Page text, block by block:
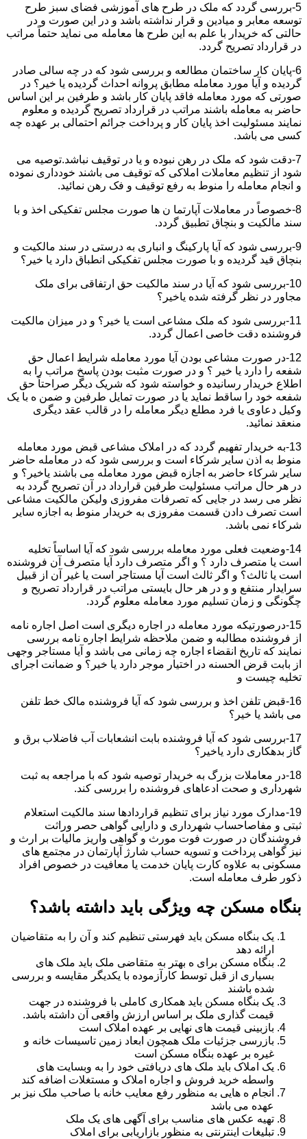
5-بررسی گردد که ملک در طرح های آموزشی فضای سبز طرح
توسعه معابر و میادین و قرار نداشته باشد و در این صورت و در
حالتی که خریدار با علم به این طرح ها معامله می نماید حتماً مراتب
در قرارداد تصریح گردد.
6-پایان کار ساختمان مطالعه و بررسی شود که در چه سالی صادر
گردیده و آیا مورد معامله مطابق پروانه احداث گردیده یا خیر؟ در
صورتی که مورد معامله فاقد پایان کار باشد و طرفین بر این اساس
حاضر به معامله باشند مراتب در قرارداد تصریح گردیده و معلوم
نمایند مسئولیت اخذ پایان کار و پرداخت جرائم احتمالی بر عهده چه
کسی می باشد.
7-دقت شود که ملک در رهن نبوده و یا در توقیف نباشد.توصیه می
شود از تنظیم معاملات املاکی که توقیف می باشند خودداری نموده
و انجام معامله را منوط به رفع توقیف و فک رهن نمائید.
8-خصوصاً در معاملات آپارتما ن ها صورت مجلس تفکیکی اخذ و با
سند مالکیت و بنچاق تطبیق گردد.
9-بررسی شود که آیا پارکینگ و انباری به درستی در سند مالکیت و
بنچاق قید گردیده و با صورت مجلس تفکیکی انطباق دارد یا خیر؟
10-بررسی شود که آیا در سند مالکیت حق ارتفاقی برای ملک
مجاور در نظر گرفته شده یاخیر؟
11-بررسی شود که ملک مشاعی است یا خیر؟ و در میزان مالکیت
فروشنده دقت خاصی اعمال گردد.
12-در صورت مشاعی بودن آیا مورد معامله شرایط اعمال حق
شفعه را دارد یا خیر ؟ و در صورت مثبت بودن پاسخ مراتب را به
اطلاع خریدار رسانیده و خواسته شود که شریک دیگر صراحتاً حق
شفعه خود را ساقط نماید یا در صورت تمایل طرفین و ضمن ه با یک
وکیل دعاوی یا فرد مطلع دیگر معامله را در قالب عقد دیگری
منعقد نمائید.
13-به خریدار تفهیم گردد که در املاک مشاعی قبض مورد معامله
منوط به اذن سایر شرکاء است و بررسی شود که در معامله حاضر
سایر شرکاء حاضر به اجازه قبض مورد معامله می باشند یاخیر؟ و
در هر حال مراتب مسئولیت طرفین قرارداد در آن تصریح گردد به
نظر می رسد در جایی که تصرفات مفروزی ولیکن مالکیت مشاعی
است تصرف دادن قسمت مفروزی به خریدار منوط به اجازه سایر
شرکاء نمی باشد.
14-وضعیت فعلی مورد معامله بررسی شود که آیا اساساً تخلیه
است یا متصرف دارد ؟ و اگر متصرف دارد آیا متصرف آن فروشنده
است یا ثالث؟ و اگر ثالث است آیا مستاجر است یا غیر آن از قبیل
سرایدار منتفع و و در هر حال بایستی مراتب در قرارداد تصریح و
چگونگی و زمان تسلیم مورد معامله معلوم گردد.
15-درصورتیکه مورد معامله در اجاره دیگری است اصل اجاره نامه
از فروشنده مطالبه و ضمن ملاحظه شرایط اجاره نامه بررسی
نمایند که تاریخ انقضاء اجاره چه زمانی می باشد و آیا مستاجر وجهی
از بابت قرض الحسنه در اختیار موجر دارد یا خیر؟ و ضمانت اجرای
تخلیه چیست و
16-قبض تلفن اخذ و بررسی شود که آیا فروشنده مالک خط تلفن
می باشد یا خیر؟
17-بررسی شود که آیا فروشنده بابت انشعابات آب فاضلاب برق و
گاز بدهکاری دارد یاخیر؟
18-در معاملات بزرگ به خریدار توصیه شود که با مراجعه به ثبت
شهرداری و صحت ادعاهای فروشنده را بررسی کند.
19-مدارک مورد نیاز برای تنظیم قراردادها سند مالکیت استعلام
ثبتی و مفاصاحساب شهرداری و دارایی گواهی حصر وراثت
فروشندگان در صورت فوت مورث و گواهی واریز مالیات بر ارث و
نیز گواهی پرداخت و تسویه حساب شارژ آپارتمان در مجتمع های
مسکونی به علاوه کارت پایان خدمت یا معافیت در خصوص افراد
ذکور طرف معامله است.
بنگاه مسکن چه ویژگی باید داشته باشد؟
یک بنگاه مسکن باید فهرستی تنظیم کند و آن را به متقاضیان
ارائه دهد
بنگاه مسکن برای ه بهتر به متقاضی ملک باید ملک های
بسیاری از قبل توسط کارآزموده با یکدیگر مقایسه و بررسی
شده باشند
یک بنگاه مسکن باید همکاری کاملی با فروشنده در جهت
قیمت گذاری ملک بر اساس ارزش واقعی آن داشته باشد.
بازبینی قیمت های نهایی بر عهده املاک است
بازرسی جزئیات ملک همچون ابعاد زمین تاسیسات خانه و
غیره بر عهده بنگاه مسکن است
یک املاک باید ملک های دریافتی خود را به وبسایت های
واسطه خرید فروش و اجاره املاک و مستغلات اضافه کند
انجام ه هایی به منظور رفع معایب خانه با صاحب ملک نیز بر
عهده می باشد
تهیه عکس های مناسب برای آگهی های یک ملک
تبلیغات اینترنتی به منظور بازاریابی برای املاک